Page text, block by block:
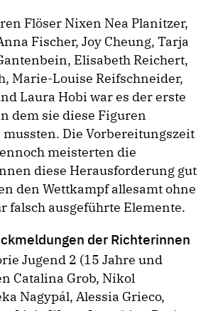
Flöser Nixen Nea Planitzer,
Fischer, Joy Cheung, Tarja
Elisabeth Reichert,
Marie-Louise Reifschneider,
Laura Hobi war es der erste
dem sie diese Figuren
Die Vorbereitungszeit
meisterten die
diese Herausforderung gut
den Wettkampf allesamt ohne
falsch ausgeführte Elemente.
der Richterinnen
Jugend 2 (15 Jahre und
Catalina Grob, Nikol
Nagypál, Alessia Grieco,